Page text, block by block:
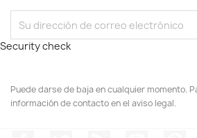
Security check
Puede darse de baja en cualquier momento.
información de contacto en el aviso legal.